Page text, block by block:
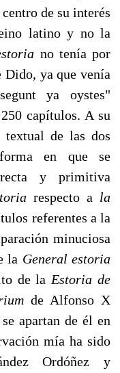
de su interés
latino y no la
no tenía por
ya que venía
ya oystes"
capítulos. A su
de las dos
en que se
y primitiva
respecto a la
referentes a la
minucio­sa
la General estoria
de la Estoria de
de Alfonso X
apartan de él en
mía ha sido
Ordóñez y